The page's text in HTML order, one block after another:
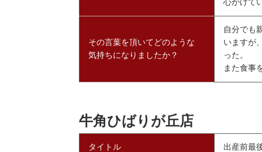
心がけて
その言葉を頂いてどのような
気持ちになりましたか？
自分でも
いますが
った。
また食事
牛角ひばりが丘店
タイトル 出産前最